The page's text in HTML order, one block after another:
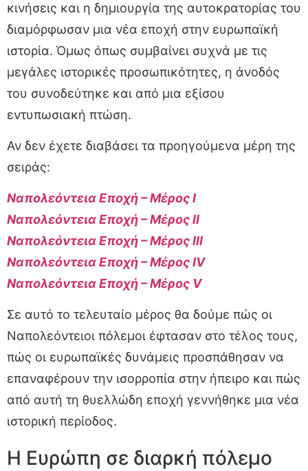
κινήσεις και η δημιουργία της αυτοκρατορίας του
διαμόρφωσαν μια νέα εποχή στην ευρωπαϊκή
ιστορία. Όμως όπως συμβαίνει συχνά με τις
μεγάλες ιστορικές προσωπικότητες, η άνοδός
του συνοδεύτηκε και από μια εξίσου
εντυπωσιακή πτώση.
Αν δεν έχετε διαβάσει τα προηγούμενα μέρη της
σειράς:
Ναπολεόντεια Εποχή – Μέρος I
Ναπολεόντεια Εποχή – Μέρος II
Ναπολεόντεια Εποχή – Μέρος III
Ναπολεόντεια Εποχή – Μέρος IV
Ναπολεόντεια Εποχή – Μέρος V
Σε αυτό το τελευταίο μέρος θα δούμε πώς οι
Ναπολεόντειοι πόλεμοι έφτασαν στο τέλος τους,
πώς οι ευρωπαϊκές δυνάμεις προσπάθησαν να
επαναφέρουν την ισορροπία στην ήπειρο και πώς
από αυτή τη θυελλώδη εποχή γεννήθηκε μια νέα
ιστορική περίοδος.
Η Ευρώπη σε διαρκή πόλεμο